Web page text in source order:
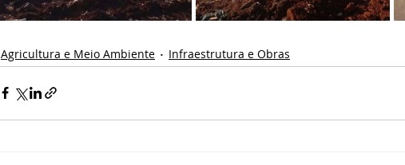
Agricultura e Meio Ambiente Infraestrutura e Obras